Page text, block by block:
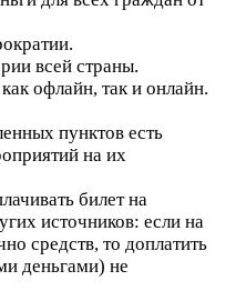
всей страны.
офлайн, так и онлайн.
пунктов есть
на их
билет на
источников: если на
средств, то доплатить
деньгами) не